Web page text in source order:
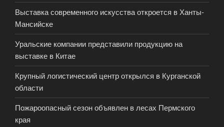
Выставка современного искусства откроется в Ханты-
Мансийске
Уральские компании представили продукцию на
выставке в Китае
Крупный логистический центр открылся в Курганской
области
Пожароопасный сезон объявлен в лесах Пермского
края